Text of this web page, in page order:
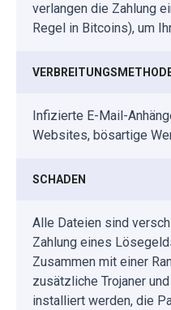
verlangen die Zahlung
Regel in Bitcoins), um
Infizierte E-Mail-
Websites, bösartige
SCHADEN
Alle Dateien sind
Zahlung eines
Zusammen mit einer
zusätzliche Trojaner
installiert werden, die